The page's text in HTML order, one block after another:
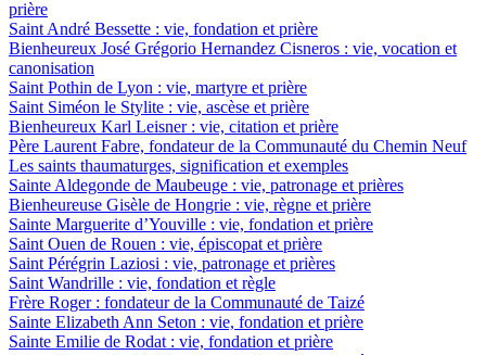
prière
Saint André Bessette : vie, fondation et prière
Bienheureux José Grégorio Hernandez Cisneros : vie, vocation et
canonisation
Saint Pothin de Lyon : vie, martyre et prière
Saint Siméon le Stylite : vie, ascèse et prière
Bienheureux Karl Leisner : vie, citation et prière
Père Laurent Fabre, fondateur de la Communauté du Chemin Neuf
Les saints thaumaturges, signification et exemples
Sainte Aldegonde de Maubeuge : vie, patronage et prières
Bienheureuse Gisèle de Hongrie : vie, règne et prière
Sainte Marguerite d’Youville : vie, fondation et prière
Saint Ouen de Rouen : vie, épiscopat et prière
Saint Pérégrin Laziosi : vie, patronage et prières
Saint Wandrille : vie, fondation et règle
Frère Roger : fondateur de la Communauté de Taizé
Sainte Elizabeth Ann Seton : vie, fondation et prière
Sainte Emilie de Rodat : vie, fondation et prière